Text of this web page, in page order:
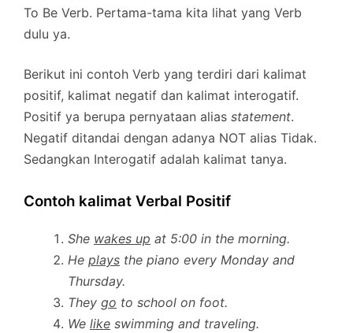
To Be Verb. Pertama-tama kita lihat yang Verb
dulu ya.
Berikut ini contoh Verb yang terdiri dari kalimat
positif, kalimat negatif dan kalimat interogatif.
Positif ya berupa pernyataan alias statement.
Negatif ditandai dengan adanya NOT alias Tidak.
Sedangkan Interogatif adalah kalimat tanya.
Contoh kalimat Verbal Positif
She wakes up at 5:00 in the morning.
He plays the piano every Monday and
Thursday.
They go to school on foot.
We like swimming and traveling.